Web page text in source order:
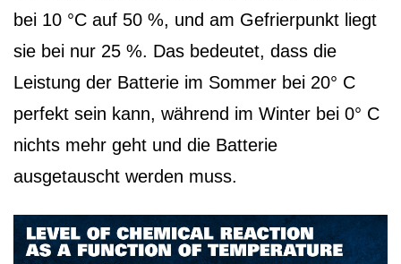
bei 10 °C auf 50 %, und am Gefrierpunkt liegt
sie bei nur 25 %. Das bedeutet, dass die
Leistung der Batterie im Sommer bei 20° C
perfekt sein kann, während im Winter bei 0° C
nichts mehr geht und die Batterie
ausgetauscht werden muss.